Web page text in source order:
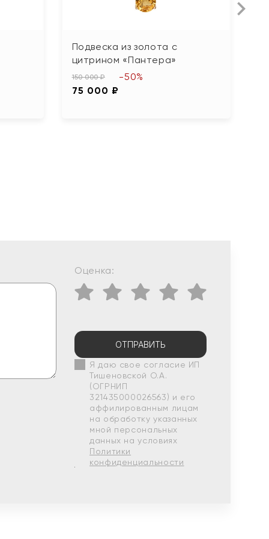
Подвеска из золота с
цитрином «Пантера»
150 000 ₽
75 000 ₽
-50%
Оценка:
ОТПРАВИТЬ
Я даю свое согласие ИП
Тишеновской О.А.
(ОГРНИП
321435000026563) и его
аффилированным лицам
на обработку указанных
мной персональных
данных на условиях
Политики
конфиденциальности